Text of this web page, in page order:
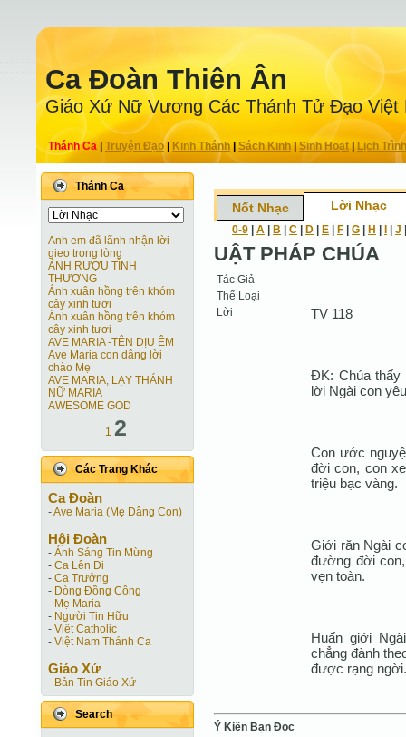
Ca Ðoàn Thiên Ân
Giáo Xứ Nữ Vương Các Thánh Tử Ðạo Việt
Thánh Ca Truyện Ðạo| Kinh Thánh Sách Kinh|Sinh Hoạt| Lịch Trình
Thánh Ca
Anh em đã lãnh nhận lời
gieo trong lòng
ÁNH RƯỢU TÌNH
THƯƠNG
Ánh xuân hồng trên khóm
cây xinh tươi
Ánh xuân hồng trên khóm
cây xinh tươi
AVE MARIA -TÊN DỊU ÊM
Ave Maria con dâng lời
chào Mẹ
AVE MARIA, LẠY THÁNH
NỮ MARIA
AWESOME GOD
1 2
Các Trang Khác
Ca Ðoàn
-Ave Maria (Mẹ Dâng Con)
Hội Ðoàn
- Ánh Sáng Tin Mừng
- Ca Lên Đi
- Ca Trưởng
- Dòng Đồng Công
- Mẹ Maria
- Người Tin Hữu
- Việt Catholic
- Việt Nam Thánh Ca
Giáo Xứ
- Bản Tin Giáo Xứ
Search
Nốt Nhạc Lời Nhạc
0-9 A B C D E F G H J
UẬT PHÁP CHÚA
Tác Giả
Thể Loại
Lời
TV 118
ĐK: Chúa thấy
lời Ngài con
Con ước
đời con, con
triệu bạc vàng.
Giới răn Ngài
đường đời
vẹn toàn.
Huấn giới
chẳng đành
được rạng ngời.
Ý Kiến Bạn Ðọc